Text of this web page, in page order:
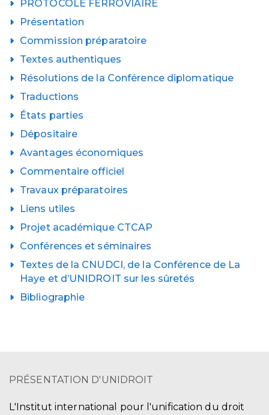
PROTOCOLE FERROVIAIRE
Présentation
Commission préparatoire
Textes authentiques
Résolutions de la Conférence diplomatique
Traductions
États parties
Dépositaire
Avantages économiques
Commentaire officiel
Travaux préparatoires
Liens utiles
Projet académique CTCAP
Conférences et séminaires
Textes de la CNUDCI, de la Conférence de La
Haye et d’UNIDROIT sur les sûretés
Bibliographie
PRÉSENTATION D'UNIDROIT
L'Institut international pour l'unification du droit